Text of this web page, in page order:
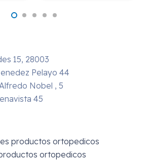
15, 28003
Pelayo 44
Nobel , 5
45
productos ortopedicos
ortopedicos